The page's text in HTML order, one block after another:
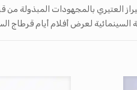
العتيري بالمجهودات المبذولة
لعرض أفلام أيام قرطاج